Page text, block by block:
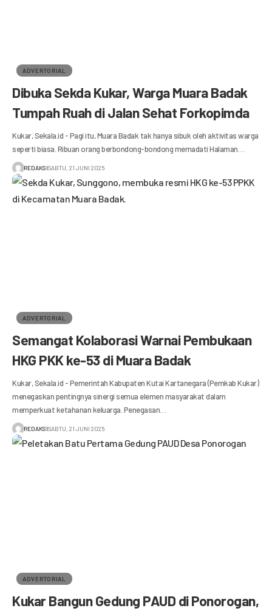
ADVERTORIAL
Dibuka Sekda Kukar, Warga Muara Badak
Tumpah Ruah di Jalan Sehat Forkopimda
Kukar, Sekala.id - Pagi itu, Muara Badak tak hanya sibuk oleh aktivitas warga
seperti biasa. Ribuan orang berbondong-bondong memadati Halaman…
REDAKSISABTU, 21 JUNI 2025
ADVERTORIAL
Semangat Kolaborasi Warnai Pembukaan
HKG PKK ke-53 di Muara Badak
Kukar, Sekala.id - Pemerintah Kabupaten Kutai Kartanegara (Pemkab Kukar)
menegaskan pentingnya sinergi semua elemen masyarakat dalam
memperkuat ketahanan keluarga. Penegasan…
REDAKSISABTU, 21 JUNI 2025
ADVERTORIAL
Kukar Bangun Gedung PAUD di Ponorogan,